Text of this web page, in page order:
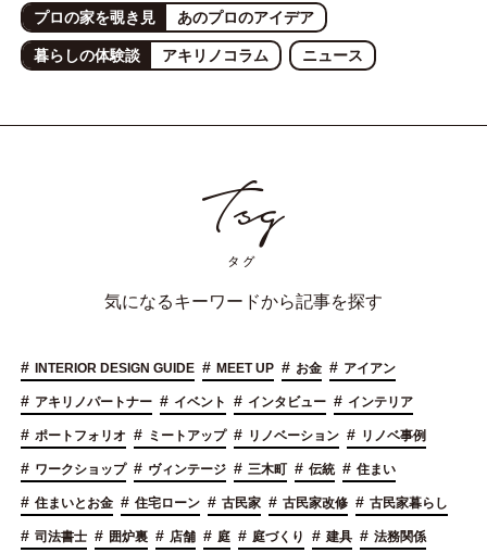
プロの家を覗き見 あのプロのアイデア
暮らしの体験談 アキリノコラム ニュース
気になるキーワードから記事を探す
# INTERIOR DESIGN GUIDE # MEET UP # お金 # アイアン
# アキリノパートナー # イベント # インタビュー # インテリア
# ポートフォリオ # ミートアップ # リノベーション # リノベ事例
# ワークショップ # ヴィンテージ # 三木町 # 伝統 # 住まい
# 住まいとお金 # 住宅ローン # 古民家 # 古民家改修 # 古民家暮らし
# 司法書士 # 囲炉裏 # 店舗 # 庭 # 庭づくり # 建具 # 法務関係